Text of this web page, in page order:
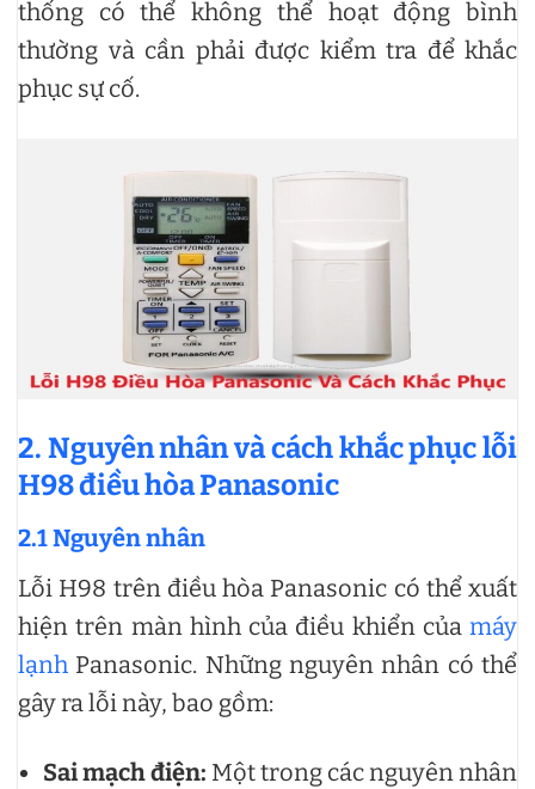
thống có thể không thể hoạt động bình
thường và cần phải được kiểm tra để khắc
phục sự cố.
2. Nguyên nhân và cách khắc phục lỗi
H98 điều hòa Panasonic
2.1 Nguyên nhân
Lỗi H98 trên điều hòa Panasonic có thể xuất
hiện trên màn hình của điều khiển của máy
lạnh Panasonic. Những nguyên nhân có thể
gây ra lỗi này, bao gồm:
Sai mạch điện: Một trong các nguyên nhân